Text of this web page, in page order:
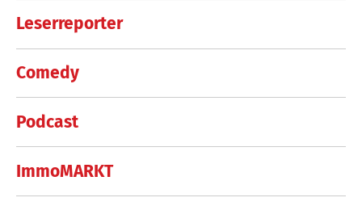
Leserreporter
Comedy
Podcast
ImmoMARKT